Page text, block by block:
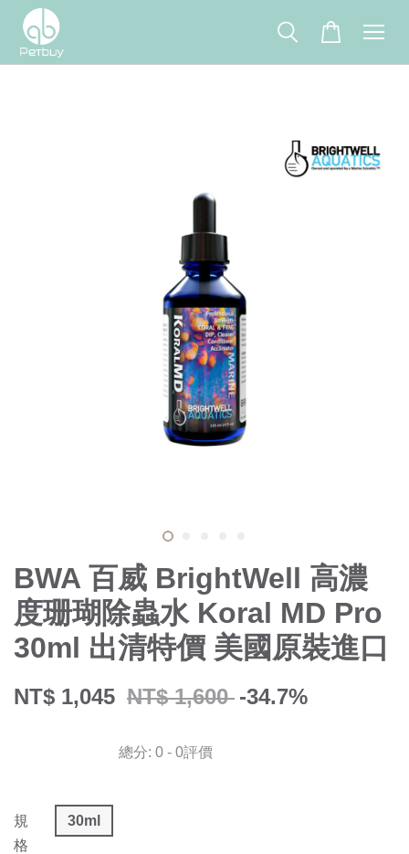
BWA 百威 BrightWell 高濃
度珊瑚除蟲水 Koral MD Pro
30ml 出清特價 美國原裝進口
NT$ 1,045 NT$ 1,600 -34.7%
總分: 0 - 0評價
規
格
30ml